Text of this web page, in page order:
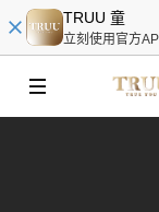
TRUU 童
立刻使用官方